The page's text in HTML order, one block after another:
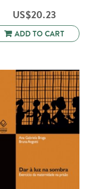
US$20.23
ADD TO CART